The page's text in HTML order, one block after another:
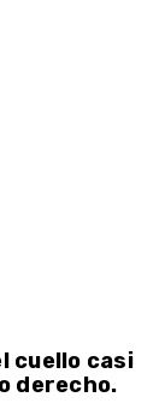
cuello casi
derecho.